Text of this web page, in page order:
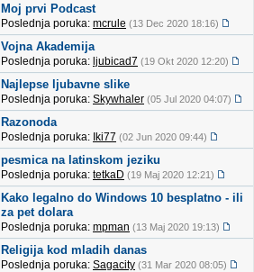
Moj prvi Podcast
Poslednja poruka: mcrule (13 Dec 2020 18:16)
Vojna Akademija
Poslednja poruka: ljubicad7 (19 Okt 2020 12:20)
Najlepse ljubavne slike
Poslednja poruka: Skywhaler (05 Jul 2020 04:07)
Razonoda
Poslednja poruka: Iki77 (02 Jun 2020 09:44)
pesmica na latinskom jeziku
Poslednja poruka: tetkaD (19 Maj 2020 12:21)
Kako legalno do Windows 10 besplatno - ili
za pet dolara
Poslednja poruka: mpman (13 Maj 2020 19:13)
Religija kod mladih danas
Poslednja poruka: Sagacity (31 Mar 2020 08:05)